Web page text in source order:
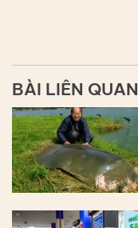
BÀI LIÊN QUAN